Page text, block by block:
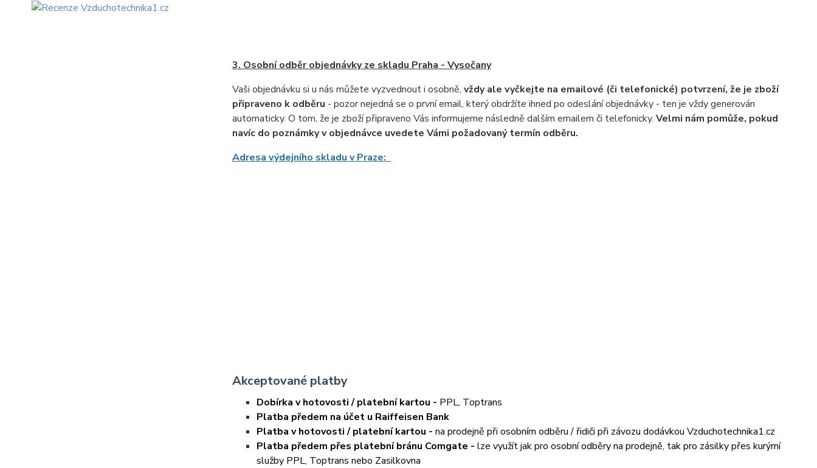
3. Osobní odběr objednávky ze skladu Praha - Vysočany
Vaši objednávku si u nás můžete vyzvednout i osobně, vždy ale vyčkejte na emailové (či telefonické) potvrzení, že je zboží
připraveno k odběru - pozor nejedná se o první email, který obdržíte ihned po odeslání objednávky - ten je vždy generován
automaticky. O tom, že je zboží připraveno Vás informujeme následně dalším emailem či telefonicky. Velmi nám pomůže, pokud
navíc do poznámky v objednávce uvedete Vámi požadovaný termín odběru.
Adresa výdejního skladu v Praze:
Akceptované platby
Dobírka v hotovosti / platební kartou - PPL, Toptrans
Platba předem na účet u Raiffeisen Bank
Platba v hotovosti / platební kartou - na prodejně při osobním odběru / řidiči při závozu dodávkou Vzduchotechnika1.cz
Platba předem přes platební bránu Comgate - lze využít jak pro osobní odběry na prodejně, tak pro zásilky přes kurýrní
služby PPL, Toptrans nebo Zasilkovna